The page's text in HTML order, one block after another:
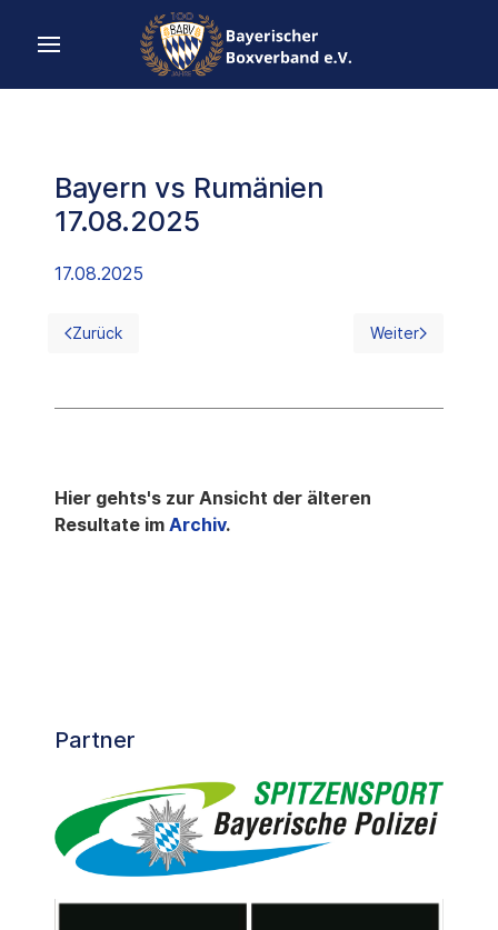
Bayern vs Rumänien
17.08.2025
17.08.2025
Vorheriger Beitrag: Bayern vs Hessen 31.08.2025
Zurück Nächster
Weiter
Hier gehts's zur Ansicht der älteren
Resultate im Archiv.
Partner